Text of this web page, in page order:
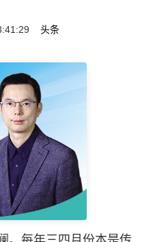
头条